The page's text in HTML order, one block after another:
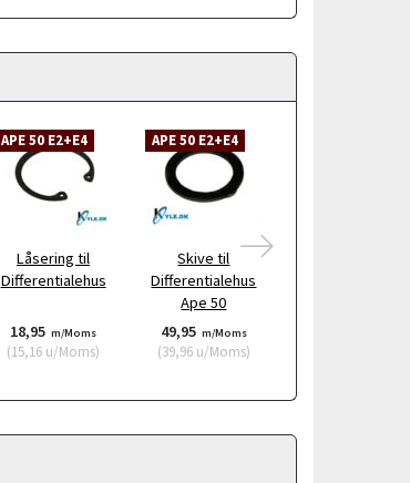
APE 50 E2+E4
Låsering til
Differentialehus
18,95 m/Moms
(15,16 u/Moms)
APE 50 E2+E4
Skive til
Differentialehus
Ape 50
49,95 m/Moms
(39,96u/Moms)